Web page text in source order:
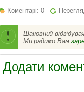
Коментарі: 0
Шановний
Ми радимо Вам
Додати